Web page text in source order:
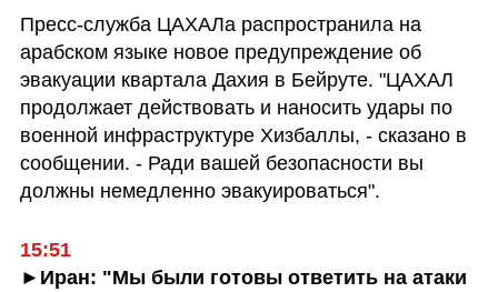
Пресс-служба ЦАХАЛа распространила на
арабском языке новое предупреждение об
эвакуации квартала Дахия в Бейруте. "ЦАХАЛ
продолжает действовать и наносить удары по
военной инфраструктуре Хизбаллы, - сказано в
сообщении. - Ради вашей безопасности вы
должны немедленно эвакуироваться".
15:51
►Иран: "Мы были готовы ответить на атаки